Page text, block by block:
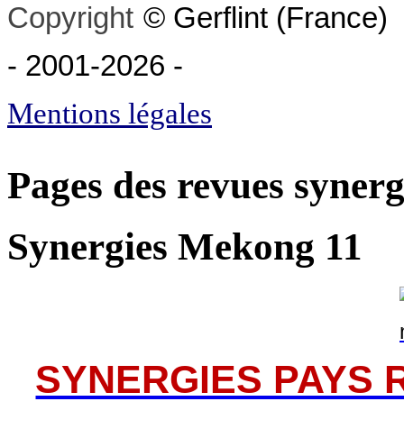
Copyright © Gerflint (France)
- 2001-2026 -
Mentions légales
Pages des revues
Synergies Mekong 11
SYNERGIES PAYS